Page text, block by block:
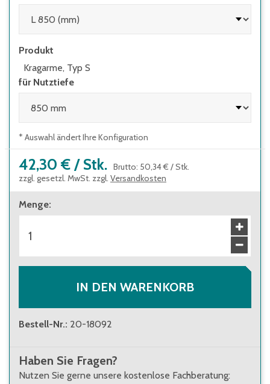
Produkt
Kragarme, Typ S
für Nutztiefe
* Auswahl ändert Ihre Konfiguration
42,30 € / Stk. Brutto: 50,34 € /Stk.
zzgl. gesetzl. MwSt. zzgl. Versandkosten
Menge:
IN DEN WARENKORB
Bestell-Nr.: 20-18092
Haben Sie Fragen?
Nutzen Sie gerne unsere kostenlose Fachberatung: